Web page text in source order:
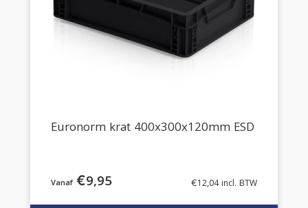
Euronorm krat 400x300x120mm ESD
€9,95 €12,04incl. BTW